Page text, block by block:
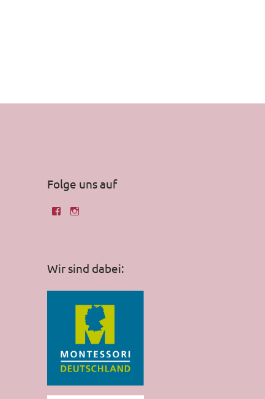
Folge uns auf
Wir sind dabei: